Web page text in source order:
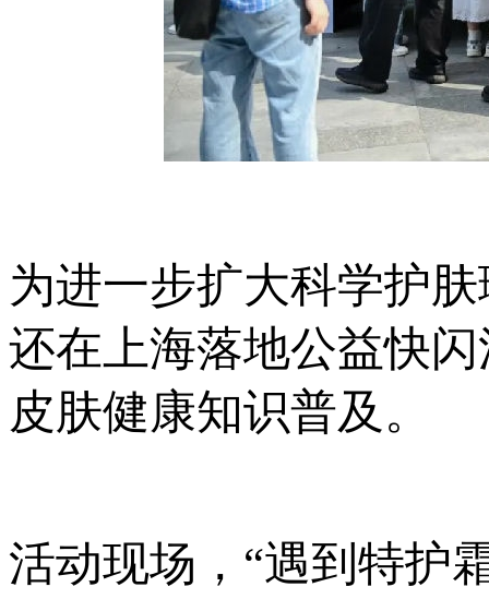
为进一步扩大科学护
还在上海落地公益快
皮肤健康知识普及。
活动现场，“遇到特护